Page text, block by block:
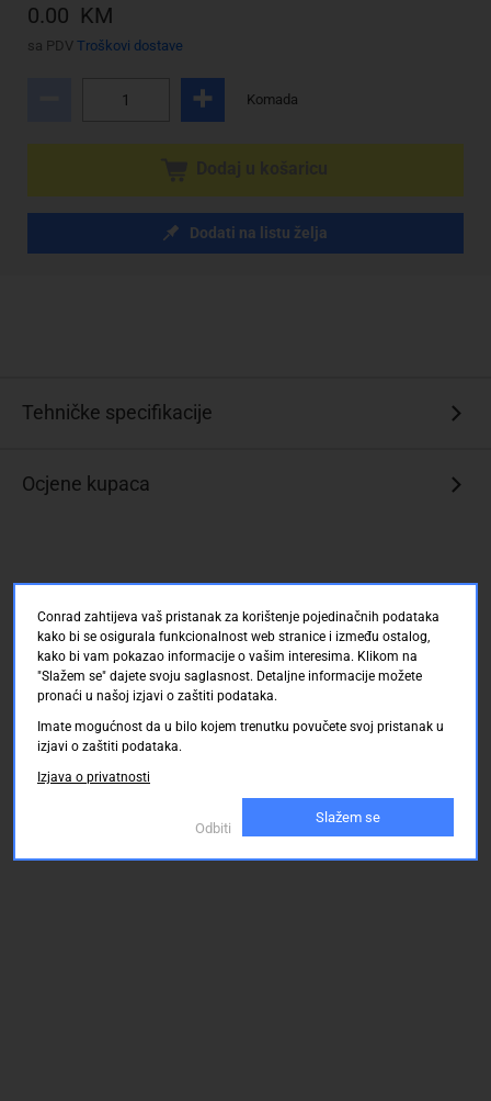
0.00 KM
sa PDV Troškovi dostave
Komada
Dodati na listu želja
Tehničke specifikacije
Ocjene kupaca
Conrad zahtijeva vaš pristanak za korištenje pojedinačnih podataka
kako bi se osigurala funkcionalnost web stranice i između ostalog,
kako bi vam pokazao informacije o vašim interesima. Klikom na
"Slažem se" dajete svoju saglasnost. Detaljne informacije možete
pronaći u našoj izjavi o zaštiti podataka.
Imate mogućnost da u bilo kojem trenutku povučete svoj pristanak u
izjavi o zaštiti podataka.
Izjava o privatnosti
Odbiti
Slažem se